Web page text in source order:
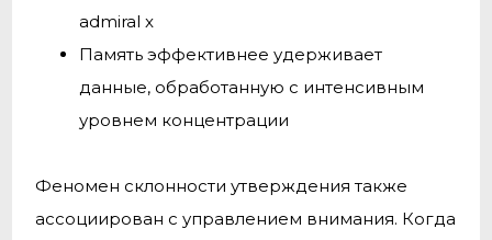
admiral x
Память эффективнее удерживает
данные, обработанную с интенсивным
уровнем концентрации
Феномен склонности утверждения также
ассоциирован с управлением внимания. Когда